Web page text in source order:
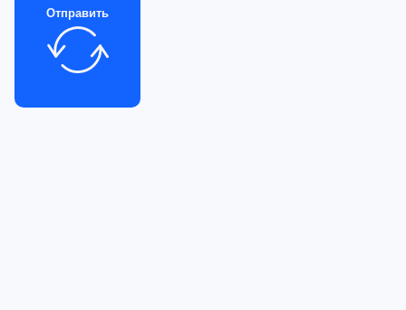
Отправить